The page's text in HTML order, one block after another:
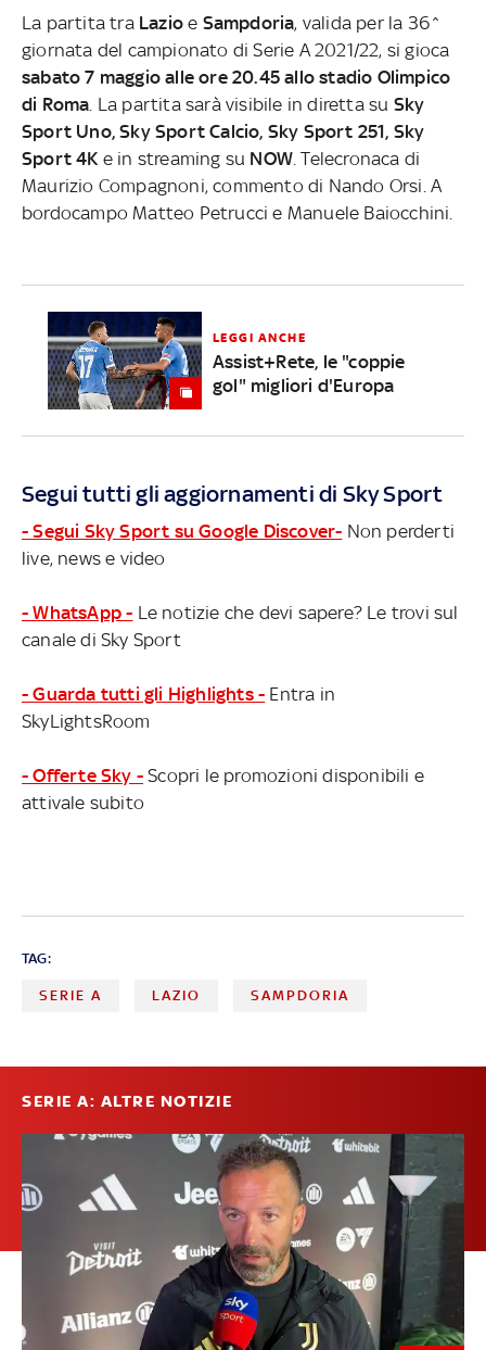
La partita tra Lazio e Sampdoria, valida per la 36^
giornata del campionato di Serie A 2021/22, si gioca
sabato 7 maggio alle ore 20.45 allo stadio Olimpico
di Roma . La partita sarà visibile in diretta su Sky
Sport Uno, Sky Sport Calcio, Sky Sport 251, Sky
Sport 4K e in streaming su NOW . Telecronaca di
Maurizio Compagnoni, commento di Nando Orsi. A
bordocampo Matteo Petrucci e Manuele Baiocchini.
LEGGI ANCHE
Assist+Rete, le "coppie
gol" migliori d'Europa
Segui tutti gli aggiornamenti di Sky Sport
- Segui Sky Sport su Google Discover- Non perderti
live, news e video
- WhatsApp - Le notizie che devi sapere? Le trovi sul
canale di Sky Sport
- Guarda tutti gli Highlights - Entra in
SkyLightsRoom
- Offerte Sky - Scopri le promozioni disponibili e
attivale subito
TAG:
SERIE A LAZIO SAMPDORIA
SERIE A: ALTRE NOTIZIE